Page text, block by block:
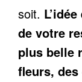
soit.
de votre
plus belle
fleurs,